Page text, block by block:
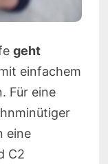
geht
einfachem
Für eine
eine
C2